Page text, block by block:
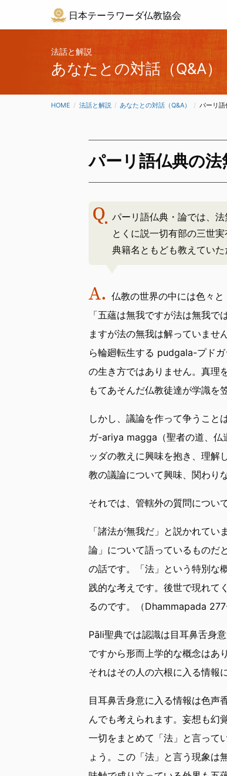
日本テーラワーダ仏教協会
法話と解説
あなたとの対話（Q&A）
HOME 法話と解説 あなたとの対話（Q&A） パーリ
パーリ語仏典の法
パーリ語仏典・論では、
とくに説一切有部の三世
典籍名ともども教えていた
仏教の世界の中には色々と
「五蘊は無我ですが法は無我
ますが法の無我は解っていませ
ら輪廻転生する pudgala-プド
の生き方ではありません。真理
もてあそんだ仏教徒達が学識を
しかし、議論を作って争うこと
ガ-ariya magga（聖者の道、仏
ッダの教えに興味を抱き、理解
教の議論について興味、関わり
それでは、管轄外の質問につい
「諸法が無我だ」と説かれて
論」について語っているものだ
の話です。「法」という特別な
践的な考えです。後世で現れて
るのです。（Dhammapada
Pāli聖典では認識は目耳鼻舌身
ですから形而上学的な概念はあ
それはその人の六根に入る情報
目耳鼻舌身意に入る情報は色声
んでも考えられます。妄想も幻
一切をまとめて「法」と言って
ょう。この「法」と言う現象は